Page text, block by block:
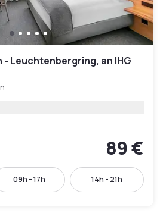
- Leuchtenbergring, an IHG
89 €
09h - 17h 14h - 21h